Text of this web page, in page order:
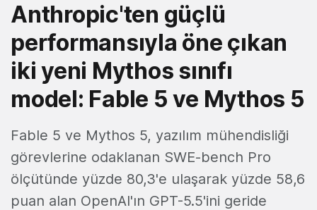
Anthropic'ten güçlü
performansıyla öne çıkan
iki yeni Mythos sınıfı
model: Fable 5 ve Mythos 5
Fable 5 ve Mythos 5, yazılım mühendisliği
görevlerine odaklanan SWE-bench Pro
ölçütünde yüzde 80,3'e ulaşarak yüzde 58,6
puan alan OpenAI'ın GPT-5.5'ini geride